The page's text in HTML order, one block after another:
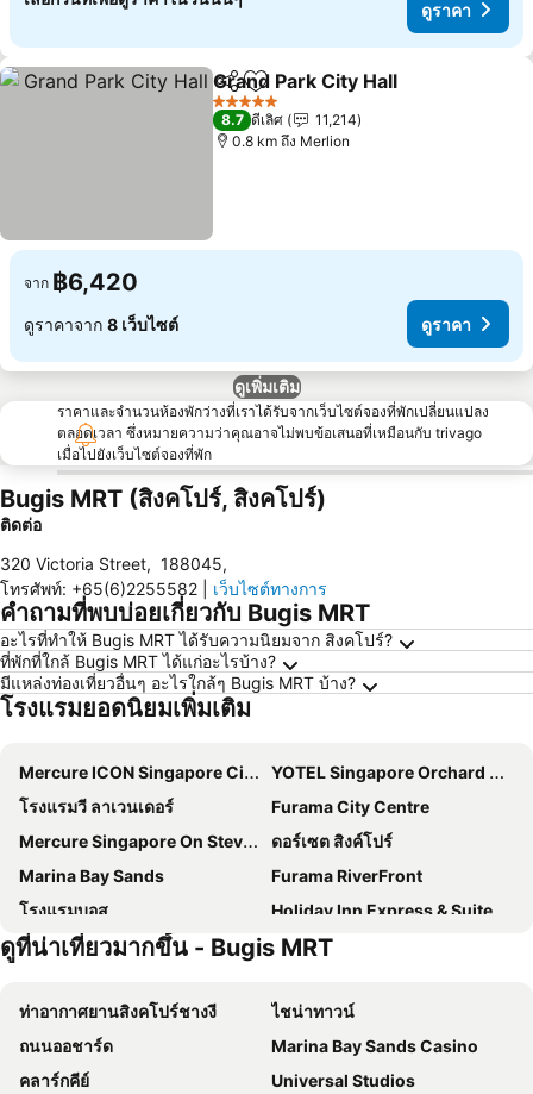
ดูราคา
แชร์ เพิ่มในรายการโปรด
Grand Park City Hall
5 ดาว
8.7 ดีเลิศ
11,214
0.8 km ถึง Merlion
จาก ฿6,420
ดูราคาจาก 8 เว็บไซต์ ดูราคา
ดูเพิ่มเติม
ราคาและจำนวนห้องพักว่างที่เราได้รับจากเว็บไซต์จองที่พักเปลี่ยนแปลง
ตลอดเวลา ซึ่งหมายความว่าคุณอาจไม่พบข้อเสนอที่เหมือนกับ trivago
เมื่อไปยังเว็บไซต์จองที่พัก
Bugis MRT (สิงคโปร์, สิงคโปร์)
ติดต่อ
320 Victoria Street, 188045,
โทรศัพท์: +65(6)2255582 เว็บไซต์ทางการ
คำถามที่พบบ่อยเกี่ยวกับ Bugis MRT
อะไรที่ทำให้ Bugis MRT ได้รับความนิยมจาก สิงคโปร์?
ที่พักที่ใกล้ Bugis MRT ได้แก่อะไรบ้าง?
มีแหล่งท่องเที่ยวอื่นๆ อะไรใกล้ๆ Bugis MRT บ้าง?
โรงแรมยอดนิยมเพิ่มเติม
Mercure ICON Singapore City Centre
YOTEL Singapore Orchard Road
โรงแรมวี ลาเวนเดอร์
Furama City Centre
Mercure Singapore On Stevens
ดอร์เซต สิงค์โปร์
Marina Bay Sands
Furama RiverFront
โรงแรมบอส
Holiday Inn Express & Suites Singapore Novena By Ihg
Andaz Singapore, by Hyatt
Paradox Singapore
ฮิลตัน การ์เดน อินน์ สิงคโปร์ เซรังกูน
Citadines Connect City Centre Singapore
Travelodge Harbourfront Singapore
Hotel Mi Rochor
Hotel NuVe Urbane
โรงแรมเดอะ ฟูลเลอร์ตัน สิงคโปร์
ดูที่น่าเที่ยวมากขึ้น - Bugis MRT
ท่าอากาศยานสิงคโปร์ชางงี
ไชน่าทาวน์
ถนนออชาร์ด
Marina Bay Sands Casino
คลาร์กคีย์
Universal Studios